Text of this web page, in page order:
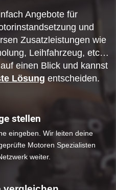
Angebote für
und
Zusatzleistungen wie
Leihfahrzeug, etc…
einen Blick und kannst
Lösung entscheiden.
stellen
eingeben. Wir leiten deine
Motoren Spezialisten
weiter.